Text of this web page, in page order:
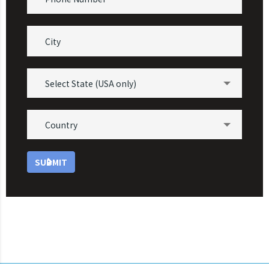
Select State (USA only)
Country
SUBMIT